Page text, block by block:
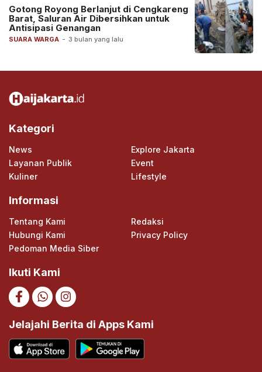
SUARA WARGA - 3 bulan yang lalu
Gotong Royong Berlanjut di Cengkareng
Barat, Saluran Air Dibersihkan untuk
Antisipasi Genangan
Kategori
News
Explore Jakarta
Layanan Publik
Event
Kuliner
Lifestyle
Informasi
Tentang Kami
Redaksi
Hubungi Kami
Privacy Policy
Pedoman Media Siber
Ikuti Kami
Jelajahi Berita di Apps Kami